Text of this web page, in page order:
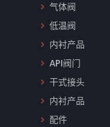
气体阀
低温阀
内衬产品
API阀门
干式接头
内衬产品
配件